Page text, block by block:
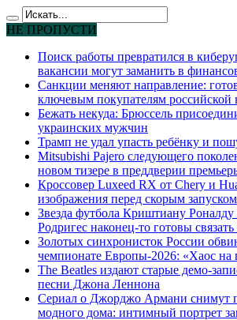
НЕ ПРОПУСТИ
Поиск работы превратился в
вакансии могут заманить в
Санкции меняют направление:
ключевым покупателям российской
Бежать некуда: Брюссель
украинских мужчин
Трамп не удал упасть ребёнку и
Mitsubishi Pajero следующего
новом тизере в преддверии
Кроссовер Luxeed RX от Chery и
изображения перед скорым запуском
Звезда футбола Криштиану
Родригес наконец-то готовы связать
Золотых синхронисток России
чемпионате Европы-2026: «Хаос на
The Beatles издают старые демо-
песни Джона Леннона
Сериал о Джорджо Армани снимут
модного дома: интимный портрет